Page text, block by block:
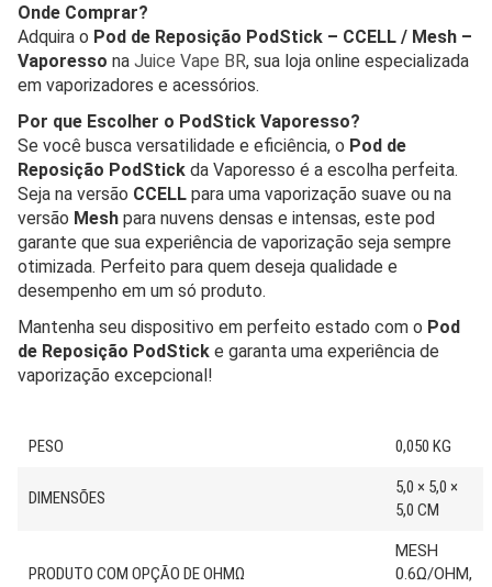
Onde Comprar?
Adquira o Pod de Reposição PodStick – CCELL / Mesh –
Vaporesso na Juice Vape BR, sua loja online especializada
em vaporizadores e acessórios.
Por que Escolher o PodStick Vaporesso?
Se você busca versatilidade e eficiência, o Pod de
Reposição PodStick da Vaporesso é a escolha perfeita.
Seja na versão CCELL para uma vaporização suave ou na
versão Mesh para nuvens densas e intensas, este pod
garante que sua experiência de vaporização seja sempre
otimizada. Perfeito para quem deseja qualidade e
desempenho em um só produto.
Mantenha seu dispositivo em perfeito estado com o Pod
de Reposição PodStick e garanta uma experiência de
vaporização excepcional!
PESO 0,050 KG
DIMENSÕES
5,0 × 5,0 ×
5,0 CM
PRODUTO COM OPÇÃO DE OHMΩ
MESH
0.6Ω/OHM,